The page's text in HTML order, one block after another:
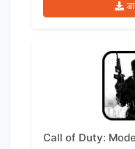
Call of Duty: